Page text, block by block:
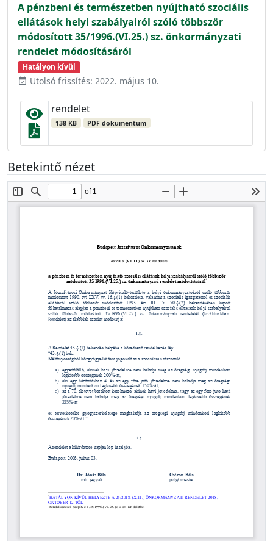
A pénzbeni és természetben nyújtható szociális
ellátások helyi szabályairól szóló többször
módosított 35/1996.(VI.25.) sz. önkormányzati
rendelet módosításáról
Hatályon kívül
event_available Utolsó frissítés: 2022. május 10.
rendelet
138 KB PDF dokumentum
Betekintő nézet